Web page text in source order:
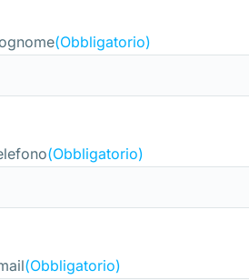
(Obbligatorio)
(Obbligatorio)
(Obbligatorio)